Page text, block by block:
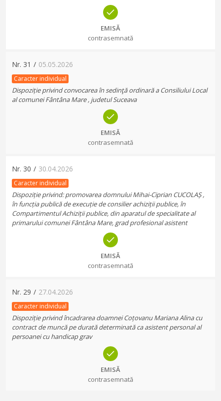
EMISĂ
contrasemnată
Nr. 31 / 05.05.2026
Caracter individual
Dispoziție privind convocarea în sedinţă ordinară a Consiliului Local
al comunei Fântâna Mare , judetul Suceava
EMISĂ
contrasemnată
Nr. 30 / 30.04.2026
Caracter individual
Dispoziție privind: promovarea domnului Mihai-Ciprian CUCOLAȘ ,
în funcția publică de execuție de consilier achiziții publice, în
Compartimentul Achiziții publice, din aparatul de specialitate al
primarului comunei Fântâna Mare, grad profesional asistent
EMISĂ
contrasemnată
Nr. 29 / 27.04.2026
Caracter individual
Dispoziție privind încadrarea doamnei Coțovanu Mariana Alina cu
contract de muncă pe durată determinată ca asistent personal al
persoanei cu handicap grav
EMISĂ
contrasemnată